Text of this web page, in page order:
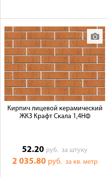
Кирпич лицевой керамический
ЖКЗ Крафт Скала 1,4НФ
52.20 руб.за штуку
2 035.80 руб. за кв. метр